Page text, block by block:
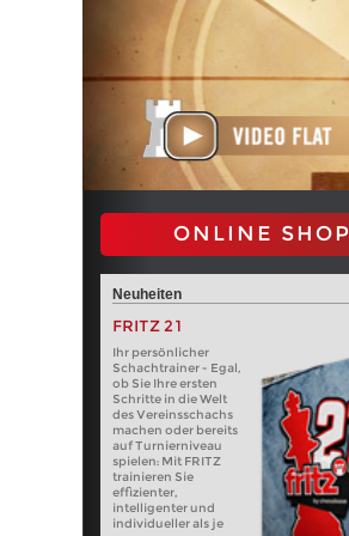
ONLINE SHOP
Neuheiten
FRITZ 21
Ihr persönlicher
Schachtrainer - Egal,
ob Sie Ihre ersten
Schritte in die Welt
des Vereinsschachs
machen oder bereits
auf Turnierniveau
spielen: Mit FRITZ
trainieren Sie
effizienter,
intelligenter und
individueller als je